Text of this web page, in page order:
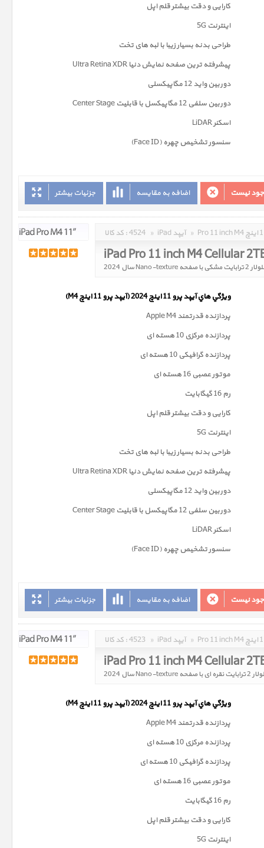
کارایی و دقت بیشتر قلم اپل
اینترنت 5G
طراحی بدنه بسیار زیبا با لبه های تخت
پیشرفته ترین صفحه نمايش دنیا Ultra Retina XDR
دوربين واید 12 مگاپیکسلی
دوربین سلفی 12 مگاپیکسل با قابلیت Center Stage
اسکنر LiDAR
سنسور تشخیص چهره (Face ID)
جزئیات بیشتر اضافه به مقایسه نیست
کد کالا : 4524 » iPad آیپد »
ويژگي هاي آيپد پرو 11 اینچ 2024 (آیپد پرو 11 اینچ M4)
پردازنده قدرتمند Apple M4
پردازنده مرکزی 10 هسته ای
پردازنده گرافیکی 10 هسته ای
موتور عصبی 16 هسته ای
رم 16 گیگابایت
کارایی و دقت بیشتر قلم اپل
اینترنت 5G
طراحی بدنه بسیار زیبا با لبه های تخت
پیشرفته ترین صفحه نمايش دنیا Ultra Retina XDR
دوربين واید 12 مگاپیکسلی
دوربین سلفی 12 مگاپیکسل با قابلیت Center Stage
اسکنر LiDAR
سنسور تشخیص چهره (Face ID)
جزئیات بیشتر اضافه به مقایسه نیست
کد کالا : 4523 » iPad آیپد »
ويژگي هاي آيپد پرو 11 اینچ 2024 (آیپد پرو 11 اینچ M4)
پردازنده قدرتمند Apple M4
پردازنده مرکزی 10 هسته ای
پردازنده گرافیکی 10 هسته ای
موتور عصبی 16 هسته ای
رم 16 گیگابایت
کارایی و دقت بیشتر قلم اپل
اینترنت 5G